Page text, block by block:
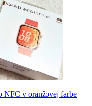
NFC v oranžovej farbe